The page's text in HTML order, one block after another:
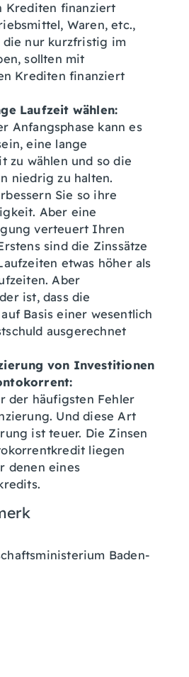
Krediten finanziert
Waren, etc.,
die nur kurzfristig im
sollten mit
Krediten finanziert
Laufzeit wählen:
Anfangsphase kann es
eine lange
zu wählen und so die
niedrig zu halten.
Sie so ihre
Aber eine
verteuert Ihren
sind die Zinssätze
etwas höher als
Aber
ist, dass die
Basis einer wesentlich
ausgerechnet
von Investitionen
der häufigsten Fehler
Und diese Art
ist teuer. Die Zinsen
liegen
denen eines
Baden-